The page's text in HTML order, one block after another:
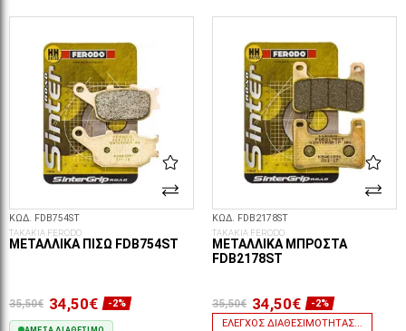
ΚΩΔ. FDB754ST
ΤΑΚΑΚΙΑ FERODO
ΜΕΤΑΛΛΙΚΆ ΠΊΣΩ FDB754ST
35,50€ 34,50€ -2%
ΚΩΔ. FDB2178ST
ΤΑΚΑΚΙΑ FERODO
ΜΕΤΑΛΛΙΚΆ ΜΠΡΟΣΤΆ
FDB2178ST
35,50€ 34,50€
-2%
ΈΛΕΓΧΟΣ ΔΙΑΘΕΣΙΜΌΤΗΤΑΣ...